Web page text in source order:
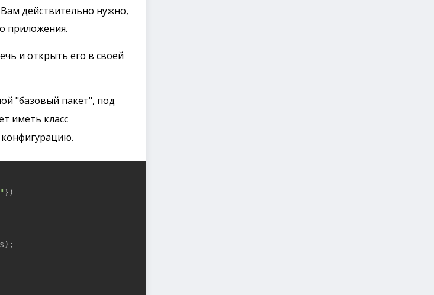
действительно нужно,
приложения.
и открыть его в своей
"базовый пакет", под
иметь класс
})